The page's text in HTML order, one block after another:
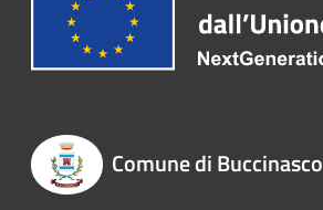
Comune di Buccinasco